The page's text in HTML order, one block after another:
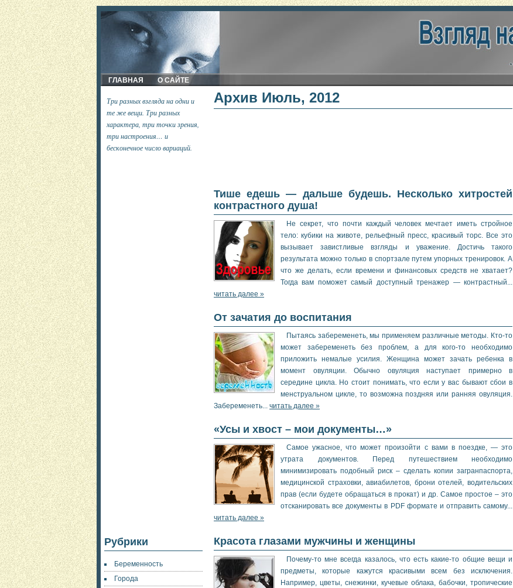
ГЛАВНАЯ О САЙТЕ
Три разных взгляда на одни и
те же вещи. Три разных
характера, три точки зрения,
три настроения… и
бесконечное число вариаций.
Рубрики
Беременность
Города
Архив Июль, 2012
Тише едешь — дальше будешь. Несколько хитростей
контрастного душа!
Не секрет, что почти каждый человек мечтает иметь стройное
тело: кубики на животе, рельефный пресс, красивый торс. Все это
вызывает завистливые взгляды и уважение. Достичь такого
результата можно только в спортзале путем упорных тренировок. А
что же делать, если времени и финансовых средств не хватает?
Тогда вам поможет самый доступный тренажер — контрастный...
читать далее »
От зачатия до воспитания
Пытаясь забеременеть, мы применяем различные методы. Кто-то
может забеременеть без проблем, а для кого-то необходимо
приложить немалые усилия. Женщина может зачать ребенка в
момент овуляции. Обычно овуляция наступает примерно в
середине цикла. Но стоит понимать, что если у вас бывают сбои в
менструальном цикле, то возможна поздняя или ранняя овуляция.
Забеременеть... читать далее »
«Усы и хвост – мои документы…»
Самое ужасное, что может произойти с вами в поездке, — это
утрата документов. Перед путешествием необходимо
минимизировать подобный риск – сделать копии загранпаспорта,
медицинской страховки, авиабилетов, брони отелей, водительских
прав (если будете обращаться в прокат) и др. Самое простое – это
отсканировать все документы в PDF формате и отправить самому...
читать далее »
Красота глазами мужчины и женщины
Почему-то мне всегда казалось, что есть какие-то общие вещи и
предметы, которые кажутся красивыми всем без исключения.
Например, цветы, снежинки, кучевые облака, бабочки, тропические